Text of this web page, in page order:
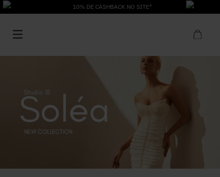
10% DE CASHBACK NO SITE*
1º Vestido
3º Jeans